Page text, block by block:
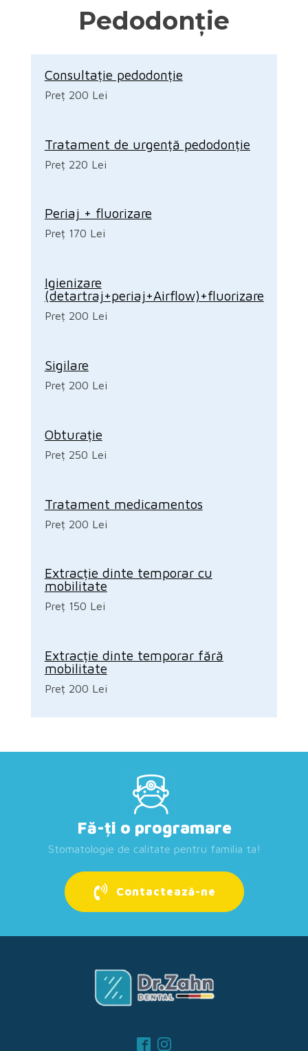
Pedodonție
Consultație pedodonție
Preț 200 Lei
Tratament de urgență pedodonție
Preț 220 Lei
Periaj + fluorizare
Preț 170 Lei
Igienizare
(detartraj+periaj+Airflow)+fluorizare
Preț 200 Lei
Sigilare
Preț 200 Lei
Obturație
Preț 250 Lei
Tratament medicamentos
Preț 200 Lei
Extracție dinte temporar cu
mobilitate
Preț 150 Lei
Extracție dinte temporar fără
mobilitate
Preț 200 Lei
Fă-ți o programare
Stomatologie de calitate pentru familia ta!
Contactează-ne